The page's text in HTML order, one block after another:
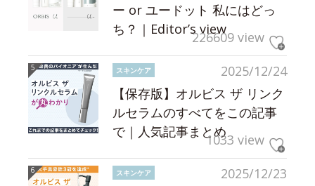
ー or ユードット 私にはどっ
ち？｜Editor’s view226609 view
2025/12/24
スキンケア
【保存版】オルビス ザ リンク
ルセラムのすべてをこの記事
で｜人気記事まとめ1033 view
2025/12/23
スキンケア